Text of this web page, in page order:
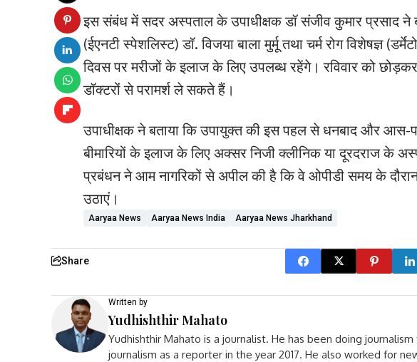
इस संबंध में सदर अस्पताल के उपाधीक्षक डॉ संजीव कुमार प्रसाद ने
(ईएनटी स्पेशलिस्ट) डॉ. विजया बाला मुर्मू तथा चर्म रोग विशेषज्ञ
दिवस पर मरीजों के इलाज के लिए उपलब्ध रहेंगे। रविवार को
डॉक्टरों से परामर्श ले सकते हैं।
उपाधीक्षक ने बताया कि उपायुक्त की इस पहल से धनबाद और आस-
बीमारियों के इलाज के लिए अक्सर निजी क्लीनिक या दूरदराज के
प्रबंधन ने आम नागरिकों से अपील की है कि वे ओपीडी समय के
उठाएं।
Aaryaa News Aaryaa News India Aaryaa News Jharkhand
Share
Written by
Yudhishthir Mahato
Yudhishthir Mahato is a journalist. He has been doing
journalism as a reporter in the year 2017. He also worked for